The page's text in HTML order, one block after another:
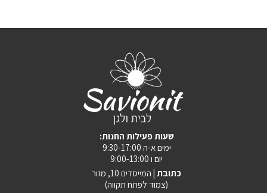
:שעות פעילות החנות
ימים א-ה 9:30-17:00
יום ו 9:00-13:00
כתובת | המייסדים 10, מזור
(צמוד לפתח תקווה)